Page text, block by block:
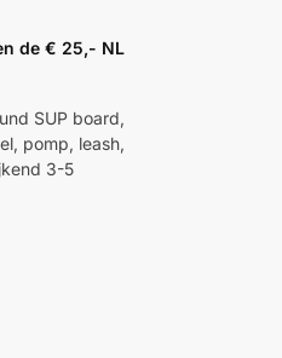
de € 25,- NL
SUP board,
pomp, leash,
3-5